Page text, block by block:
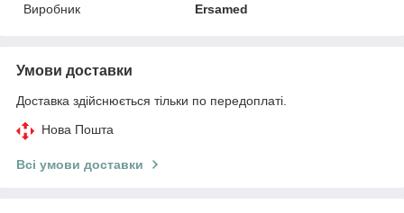
Виробник
Ersamed
Умови доставки
Доставка здійснюється тільки по передоплаті.
Нова Пошта
Всі умови доставки